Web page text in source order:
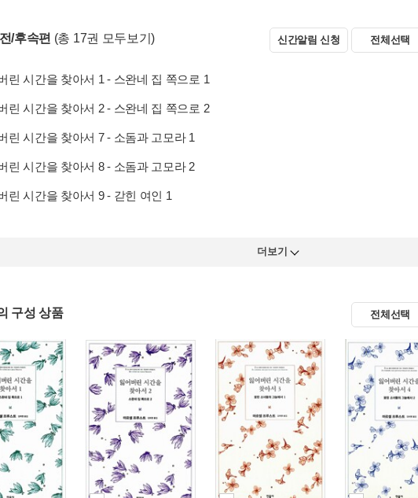
/후속편 (총 17권 모두보기) 신간알림 신청 전체선택
린 시간을 찾아서 1 - 스완네 집 쪽으로 1
린 시간을 찾아서 2 - 스완네 집 쪽으로 2
린 시간을 찾아서 7 - 소돔과 고모라 1
린 시간을 찾아서 8 - 소돔과 고모라 2
린 시간을 찾아서 9 - 갇힌 여인 1
더보기
구성 상품 전체선택